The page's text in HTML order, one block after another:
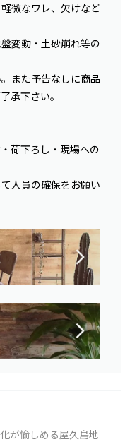
微なワレ、欠けなど
変動・土砂崩れ等の
また予告なしに商品
承下さい。
荷下ろし・現場への
人員の確保をお願い
が愉しめる屋久島地